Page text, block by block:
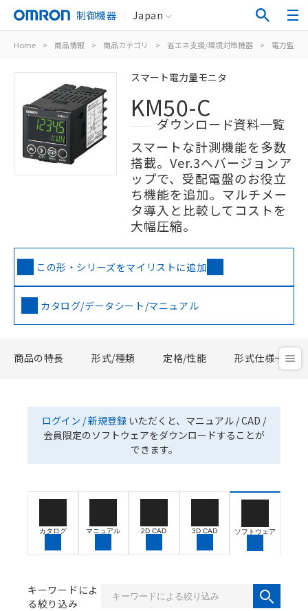
制御機器 Japan
Home > 商品情報 > 商品カテゴリ > 省エネ支援/環境対策機器 > 電力監視
スマート電力量モニタ
KM50-C
ダウンロード資料一覧
スマートな計測機能を多数
搭載。Ver.3へバージョンア
ップで、受配電盤のお役立
ち機能を追加。マルチメー
タ導入と比較してコストを
大幅圧縮。
この形・シリーズをマイリストに追加
カタログ/データシート/マニュアル
商品の特長 形式/種類 定格/性能 形式仕様一覧
ログイン / 新規登録 いただくと、マニュアル / CAD /
会員限定のソフトウェアをダウンロードすることが
できます。
カタログ マニュアル 2D CAD 3D CAD ソフトウェア
キーワードによ
る絞り込み